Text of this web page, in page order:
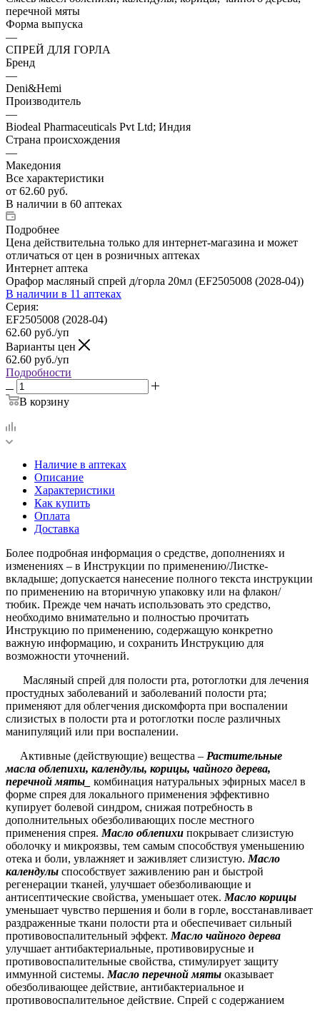
перечной мяты
Форма выпуска
—
СПРЕЙ ДЛЯ ГОРЛА
Бренд
—
Deni&Hemi
Производитель
—
Biodeal Pharmaceuticals Pvt Ltd; Индия
Страна происхождения
—
Македония
Все характеристики
от 62.60 руб.
В наличии в 60 аптеках
Подробнее
Цена действительна только для интернет-магазина и может
отличаться от цен в розничных аптеках
Интернет аптека
Орафор масляный спрей д/горла 20мл (EF2505008 (2028-04))
В наличии в 11 аптеках
Серия:
EF2505008 (2028-04)
62.60 руб./уп
Варианты цен
62.60 руб./уп
Подробности
В корзину
Наличие в аптеках
Описание
Характеристики
Как купить
Оплата
Доставка
Более подробная информация о средстве, дополнениях и
изменениях – в Инструкции по применению/Листке-
вкладыше; допускается нанесение полного текста инструкции
по применению на вторичную упаковку или на флакон/
тюбик. Прежде чем начать использовать это средство,
необходимо внимательно и полностью прочитать
Инструкцию по применению, содержащую конкретно
важную информацию, и сохранить Инструкцию для
возможности уточнений.
Масляный спрей для полости рта, ротоглотки для лечения
простудных заболеваний и заболеваний полости рта;
применяют для облегчения дискомфорта при воспалении
слизистых в полости рта и ротоглотки после различных
манипуляций или при воспалении.
Активные (действующие) вещества – Растительные
масла облепихи, календулы, корицы, чайного дерева,
перечной мяты_
комбинация натуральных эфирных масел в
форме спрея для локального применения эффективно
купирует болевой синдром, снижая потребность в
дополнительных обезболивающих после местного
применения спрея. Масло облепихи покрывает слизистую
оболочку и микроязвы, тем самым способствуя уменьшению
отека и боли, увлажняет и заживляет слизистую. Масло
календулы способствует заживлению ран и быстрой
регенерации тканей, улучшает обезболивающие и
антисептические свойства, уменьшает отек. Масло корицы
уменьшает чувство першения и боли в горле, восстанавливает
раздраженные ткани полости рта и обеспечивает сильный
противовоспалительный эффект. Масло чайного дерева
улучшает антибактериальные, противовирусные и
противовоспалительные свойства, стимулирует защиту
иммунной системы. Масло перечной мяты оказывает
обезболивающее действие, антибактериальное и
противовоспалительное действие. Спрей с содержанием